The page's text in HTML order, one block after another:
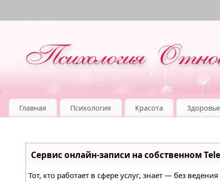
Главная Психология Красота Здоровье
Сервис онлайн-записи на собственном
Тот, кто работает в сфере услуг, знает — без